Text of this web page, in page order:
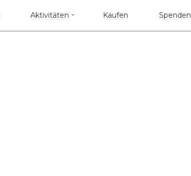
Aktivitäten Kaufen Spenden